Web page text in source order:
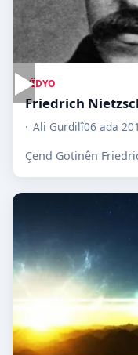
▶VÎDYO
Friedrich
Ali Gurdilî06 ada
Çend Gotinên